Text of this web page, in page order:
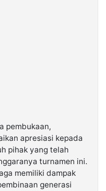
pembukaan,
apresiasi kepada
pihak yang telah
turnamen ini.
memiliki dampak
generasi